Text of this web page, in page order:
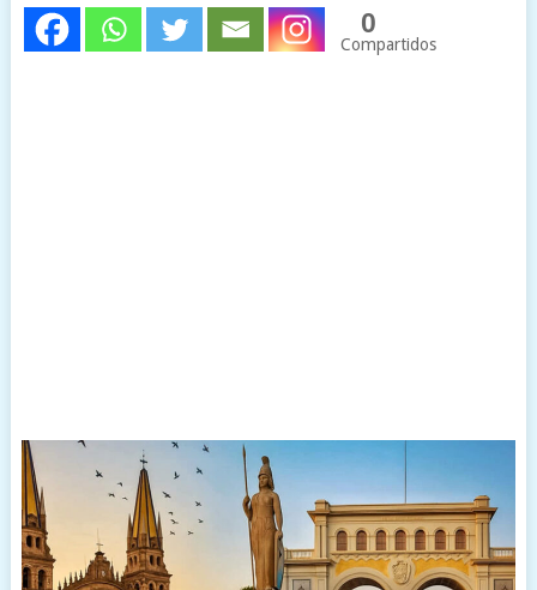
0
Compartidos